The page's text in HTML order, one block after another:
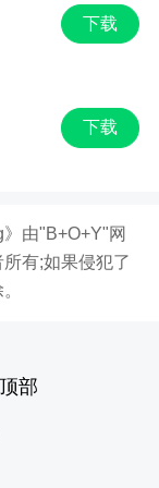
下载
下载
由"B+O+Y"网
有;如果侵犯了
部